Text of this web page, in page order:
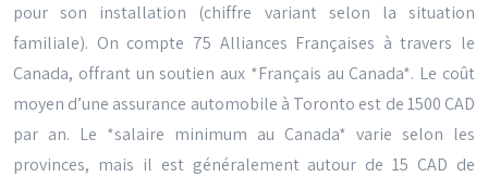
pour son installation (chiffre variant selon la situation
familiale). On compte 75 Alliances Françaises à travers le
Canada, offrant un soutien aux *Français au Canada*. Le coût
moyen d’une assurance automobile à Toronto est de 1500 CAD
par an. Le *salaire minimum au Canada* varie selon les
provinces, mais il est généralement autour de 15 CAD de